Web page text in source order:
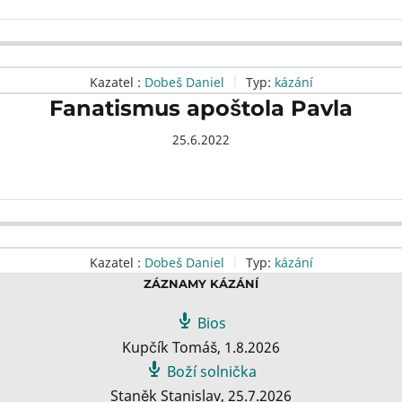
Kazatel : Dobeš Daniel Typ: kázání
Fanatismus apoštola Pavla
25.6.2022
Kazatel : Dobeš Daniel Typ: kázání
ZÁZNAMY KÁZÁNÍ
Bios
Kupčík Tomáš, 1.8.2026
Boží solnička
Staněk Stanislav, 25.7.2026